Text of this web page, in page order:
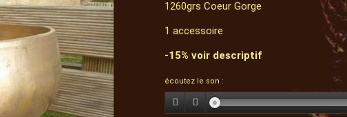
1260grs Coeur Gorge
1 accessoire
-15% voir descriptif
écoutez le son :